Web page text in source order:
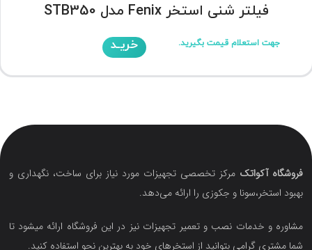
فیلتر شنی استخر Fenix مدل STB350
جهت استعلام قیمت بگیرید. خریـد
فروشگاه آکواتک مرکز تخصصی تجهیزات مورد نیاز برای ساخت، نگهداری و
بهبود استخر،سونا و جکوزی را ارائه می‌دهد.
مشاوره و خدمات نصب و تعمیر تجهیزات نیز در این فروشگاه ارائه میشود تا
شما مشتری گرامی بتوانید از استخرهای خود به بهترین نحو استفاده کنید.